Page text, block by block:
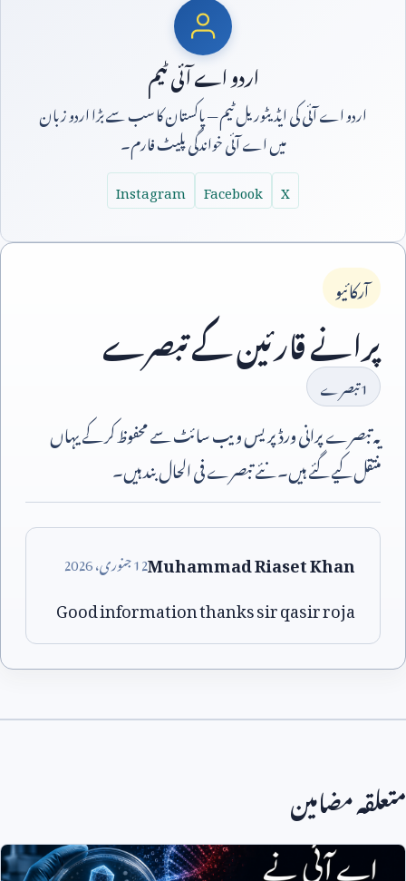
اردو اے آئی ٹیم
اردو اے آئی کی ایڈیٹوریل ٹیم — پاکستان کا سب سے بڑا اردو زبان
میں اے آئی خواندگی پلیٹ فارم۔
X
Facebook
Instagram
آرکائیو
پرانے قارئین کے تبصرے
1تبصرے
یہ تبصرے پرانی ورڈپریس ویب سائٹ سے محفوظ کر کے یہاں
منتقل کیے گئے ہیں۔ نئے تبصرے فی الحال بند ہیں۔
Muhammad Riaset Khan
12جنوری،2026
Good information thanks sir qasir roja
متعلقہ مضامین